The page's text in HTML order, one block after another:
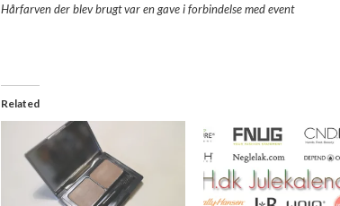
Hårfarven der blev brugt var en gave i forbindelse med event
Related